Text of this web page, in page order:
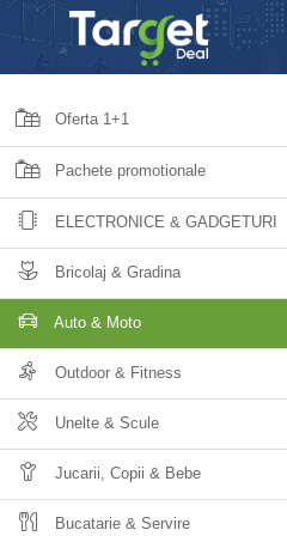
Oferta 1+1
Pachete promotionale
ELECTRONICE & GADGETURI
Bricolaj & Gradina
Auto & Moto
Outdoor & Fitness
Unelte & Scule
Jucarii, Copii & Bebe
Bucatarie & Servire